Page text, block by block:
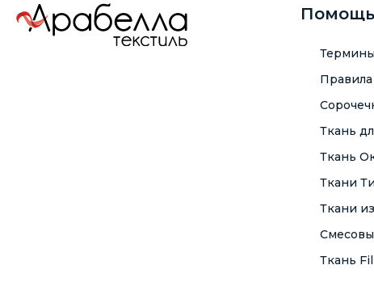
Помощь
Правила
Ткань
Ткань
Ткани
Ткани
Ткань